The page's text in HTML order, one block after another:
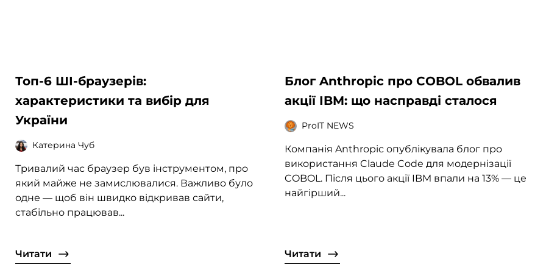
Топ-6 ШІ-браузерів:
характеристики та вибір для
України
Катерина Чуб
Тривалий час браузер був інструментом, про
який майже не замислювалися. Важливо було
одне — щоб він швидко відкривав сайти,
стабільно працював...
Читати
Блог Anthropic про COBOL обвалив
акції IBM: що насправді сталося
ProIT NEWS
Компанія Anthropic опублікувала блог про
використання Claude Code для модернізації
COBOL. Після цього акції IBM впали на 13% — це
найгірший...
Читати